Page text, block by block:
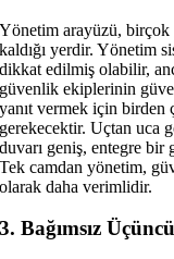
Yönetim arayüzü, birçok
kaldığı yerdir. Yönetim
dikkat edilmiş olabilir,
güvenlik ekiplerinin
yanıt vermek için birden
gerekecektir. Uçtan uca
duvarı geniş, entegre
Tek camdan yönetim,
olarak daha verimlidir.
3. Bağımsız